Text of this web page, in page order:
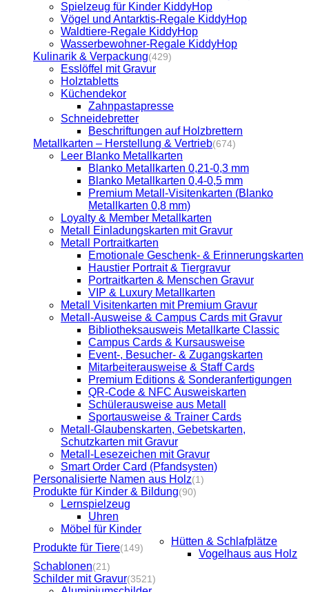
Spielzeug für Kinder KiddyHop
Vögel und Antarktis-Regale KiddyHop
Waldtiere-Regale KiddyHop
Wasserbewohner-Regale KiddyHop
Kulinarik & Verpackung(429)
Esslöffel mit Gravur
Holztabletts
Küchendekor
Zahnpastapresse
Schneidebretter
Beschriftungen auf Holzbrettern
Metallkarten – Herstellung & Vertrieb(674)
Leer Blanko Metallkarten
Blanko Metallkarten 0,21-0,3 mm
Blanko Metallkarten 0,4-0,5 mm
Premium Metall-Visitenkarten (Blanko
Metallkarten 0,8 mm)
Loyalty & Member Metallkarten
Metall Einladungskarten mit Gravur
Metall Portraitkarten
Emotionale Geschenk- & Erinnerungskarten
Haustier Portrait & Tiergravur
Portraitkarten & Menschen Gravur
VIP & Luxury Metallkarten
Metall Visitenkarten mit Premium Gravur
Metall-Ausweise & Campus Cards mit Gravur
Bibliotheksausweis Metallkarte Classic
Campus Cards & Kursausweise
Event-, Besucher- & Zugangskarten
Mitarbeiterausweise & Staff Cards
Premium Editions & Sonderanfertigungen
QR-Code & NFC Ausweiskarten
Schülerausweise aus Metall
Sportausweise & Trainer Cards
Metall-Glaubenskarten, Gebetskarten,
Schutzkarten mit Gravur
Metall-Lesezeichen mit Gravur
Smart Order Card (Pfandsysten)
Personalisierte Namen aus Holz(1)
Produkte für Kinder & Bildung(90)
Lernspielzeug
Uhren
Möbel für Kinder
Produkte für Tiere(149)
Hütten & Schlafplätze
Vogelhaus aus Holz
Schablonen(21)
Schilder mit Gravur(3521)